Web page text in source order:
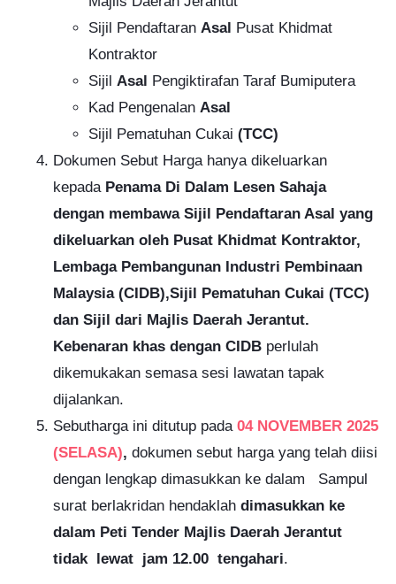
Sijil Pendaftaran Asal Pusat Khidmat
Kontraktor
Sijil Asal Pengiktirafan Taraf Bumiputera
Kad Pengenalan Asal
Sijil Pematuhan Cukai (TCC)
Dokumen Sebut Harga hanya dikeluarkan
kepada Penama Di Dalam Lesen Sahaja
dengan membawa Sijil Pendaftaran Asal yang
dikeluarkan oleh Pusat Khidmat Kontraktor,
Lembaga Pembangunan Industri Pembinaan
Malaysia (CIDB),Sijil Pematuhan Cukai (TCC)
dan Sijil dari Majlis Daerah Jerantut.
Kebenaran khas dengan CIDB perlulah
dikemukakan semasa sesi lawatan tapak
dijalankan.
Sebutharga ini ditutup pada 04 NOVEMBER 2025
(SELASA), dokumen sebut harga yang telah diisi
dengan lengkap dimasukkan ke dalam Sampul
surat berlakridan hendaklah dimasukkan ke
dalam Peti Tender Majlis Daerah Jerantut
tidak lewat jam 12.00 tengahari.